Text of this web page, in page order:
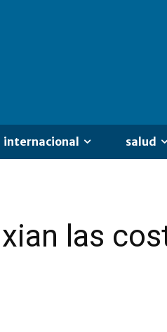
internacional salud
las